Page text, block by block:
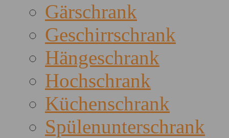
Gärschrank
Geschirrschrank
Hängeschrank
Hochschrank
Küchenschrank
Spülenunterschrank